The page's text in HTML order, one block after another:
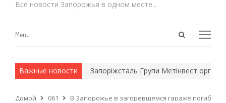
Все новости Запорожья в одном месте...
Open
Menu
Menu
Важные новости
и армейские методы. Запоріжсталь Групи Метінвест
Домой 061 В Запорожье в загоревшемся гараже погиб